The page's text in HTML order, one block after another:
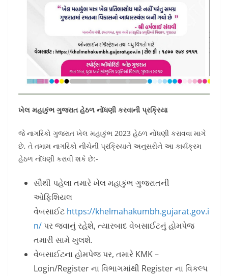
ખેલ મહાકુંભ ગુજરાત હેઠળ નોંધણી કરવાની પ્રક્રિયા
જે નાગરિકો ગુજરાત ખેલ મહાકુંભ 2023 હેઠળ નોંધણી કરાવવા માગે
છે, તે તમામ નાગરિકો નીચેની પ્રક્રિયાને અનુસરીને આ કાર્યક્રમ
હેઠળ નોંધણી કરાવી શકે છે:-
સૌથી પહેલા તમારે ખેલ મહાકુંભ ગુજરાતની
ઓફિશિયલ
વેબસાઈટ https://khelmahakumbh.gujarat.gov.i
n/ પર જવાનું રહેશે, ત્યારબાદ વેબસાઈટનું હોમપેજ
તમારી સામે ખુલશે.
વેબસાઈટના હોમપેજ પર, તમારે KMK –
Login/Register ના વિભાગમાંથી Register ના વિકલ્પ